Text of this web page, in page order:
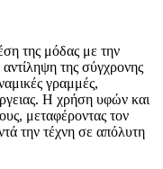
της μόδας με την
αντίληψη της σύγχρονης
γραμμές,
Η χρήση υφών και
μεταφέροντας τον
την τέχνη σε απόλυτη